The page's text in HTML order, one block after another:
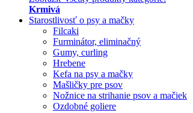
Krmivá
Starostlivosť o psy a mačky
Filcaki
Furminátor, eliminačný
Gumy, curling
Hrebene
Kefa na psy a mačky
Mašličky pre psov
Nožnice na strihanie psov a mačiek
Ozdobné goliere